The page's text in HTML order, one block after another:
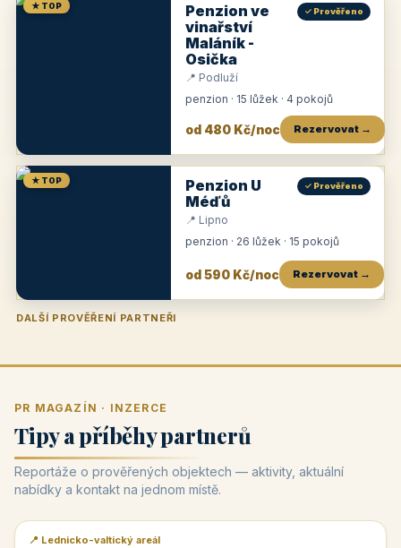
★ TOP
Penzion ve
vinařství
Maláník -
Osička
✓ Prověřeno
📍 Podluží
penzion · 15 lůžek · 4 pokojů
od 480 Kč/noc Rezervovat →
★ TOP
Penzion U
Méďů
✓ Prověřeno
📍 Lipno
penzion · 26 lůžek · 15 pokojů
od 590 Kč/noc Rezervovat →
DALŠÍ PROVĚŘENÍ PARTNEŘI
Penzion U Zámku Pension Faber
PR MAGAZÍN · INZERCE
Tipy a příběhy partnerů
Reportáže o prověřených objektech — aktivity, aktuální
nabídky a kontakt na jednom místě.
📰 PR článek
📍 Lednicko-valtický areál